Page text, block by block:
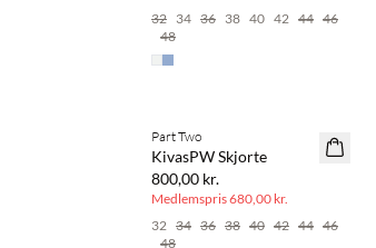
32 34 36 38 40 42 44 46
48
Part Two
KivasPW Skjorte
800,00 kr.
Medlemspris680,00 kr.
32 34 36 38 40 42 44 46
48